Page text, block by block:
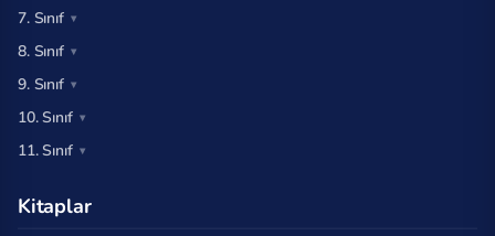
7. Sınıf
8. Sınıf
9. Sınıf
10. Sınıf
11. Sınıf
Kitaplar